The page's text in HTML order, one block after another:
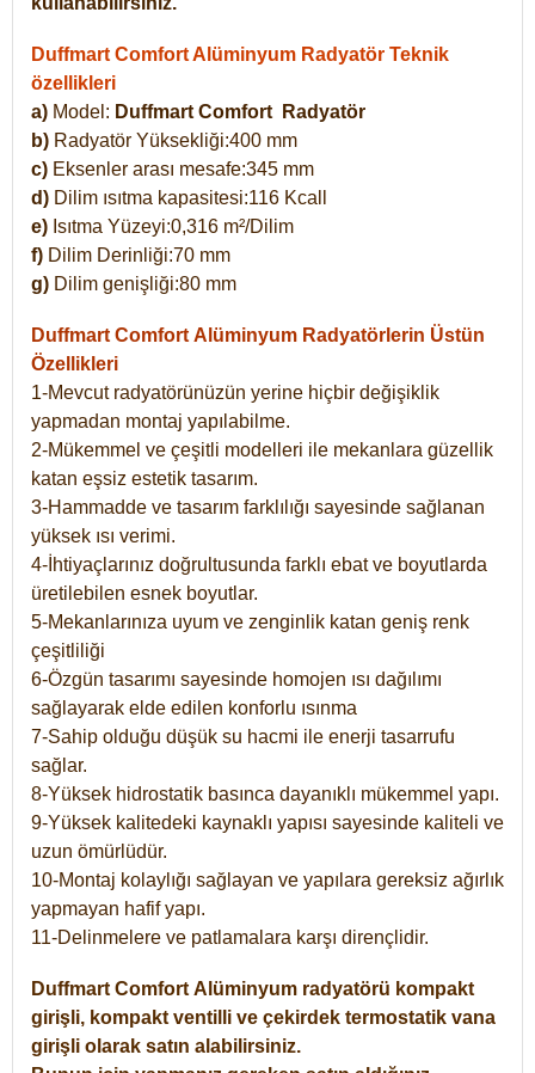
Duffmart Comfort Alüminyum Radyatör Teknik
özellikleri
a) Model: Duffmart Comfort
Radyatör
b) Radyatör Yüksekliği:400 mm
c) Eksenler arası mesafe:345 mm
d) Dilim ısıtma kapasitesi:116 Kcall
e) Isıtma Yüzeyi:0,316 m²/Dilim
f) Dilim Derinliği:70 mm
g) Dilim genişliği:80 mm
Duffmart Comfort Alüminyum Radyatörlerin Üstün
Özellikleri
1-Mevcut radyatörünüzün yerine hiçbir değişiklik
yapmadan montaj yapılabilme.
2-Mükemmel ve çeşitli modelleri ile mekanlara güzellik
katan eşsiz estetik tasarım.
3-Hammadde ve tasarım farklılığı sayesinde sağlanan
yüksek ısı verimi.
4-İhtiyaçlarınız doğrultusunda farklı ebat ve boyutlarda
üretilebilen esnek boyutlar.
5-Mekanlarınıza uyum ve zenginlik katan geniş renk
çeşitliliği
6-Özgün tasarımı sayesinde homojen ısı dağılımı
sağlayarak elde edilen konforlu ısınma
7-Sahip olduğu düşük su hacmi ile enerji tasarrufu
sağlar.
8-Yüksek hidrostatik basınca dayanıklı mükemmel yapı.
9-Yüksek kalitedeki kaynaklı yapısı sayesinde kaliteli ve
uzun ömürlüdür.
10-Montaj kolaylığı sağlayan ve yapılara gereksiz ağırlık
yapmayan hafif yapı.
11-Delinmelere ve patlamalara karşı dirençlidir.
Duffmart Comfort Alüminyum radyatörü kompakt
girişli, kompakt ventilli ve çekirdek termostatik vana
girişli olarak satın alabilirsiniz.